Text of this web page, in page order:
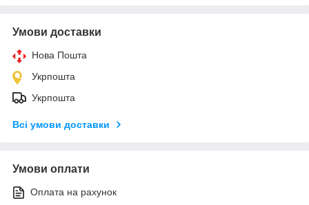
Умови доставки
Нова Пошта
Укрпошта
Укрпошта
Всі умови доставки
Умови оплати
Оплата на рахунок